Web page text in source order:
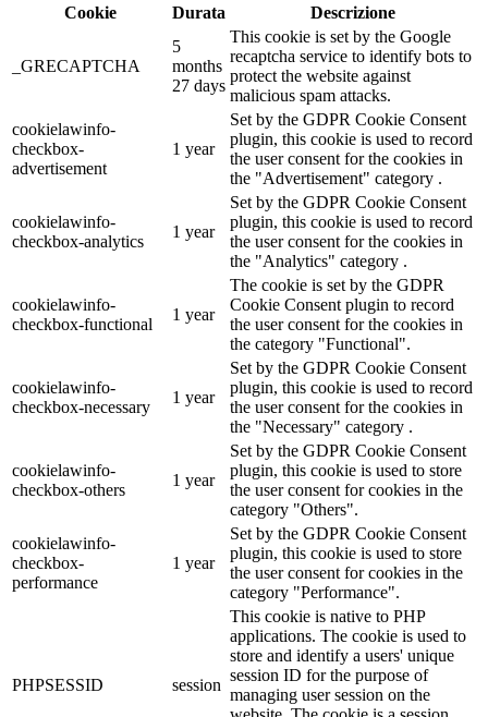
Cookie
Durata Descrizione
_GRECAPTCHA
5
months
27 days
This cookie is set by the Google
recaptcha service to identify bots to
protect the website against
malicious spam attacks.
cookielawinfo-
checkbox-
advertisement
1 year
Set by the GDPR Cookie Consent
plugin, this cookie is used to record
the user consent for the cookies in
the "Advertisement" category .
cookielawinfo-
checkbox-analytics
1 year
Set by the GDPR Cookie Consent
plugin, this cookie is used to record
the user consent for the cookies in
the "Analytics" category .
cookielawinfo-
checkbox-functional
1 year
The cookie is set by the GDPR
Cookie Consent plugin to record
the user consent for the cookies in
the category "Functional".
cookielawinfo-
checkbox-necessary
1 year
Set by the GDPR Cookie Consent
plugin, this cookie is used to record
the user consent for the cookies in
the "Necessary" category .
cookielawinfo-
checkbox-others
1 year
Set by the GDPR Cookie Consent
plugin, this cookie is used to store
the user consent for cookies in the
category "Others".
cookielawinfo-
checkbox-
performance
1 year
Set by the GDPR Cookie Consent
plugin, this cookie is used to store
the user consent for cookies in the
category "Performance".
PHPSESSID session
This cookie is native to PHP
applications. The cookie is used to
store and identify a users' unique
session ID for the purpose of
managing user session on the